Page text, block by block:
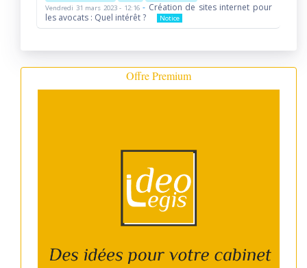
Vendredi 31 mars 2023 - 12:16- Création de sites internet pour
les avocats : Quel intérêt ?
Notice
Offre Premium